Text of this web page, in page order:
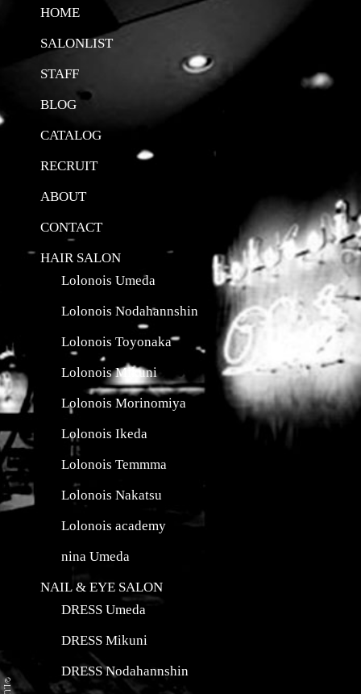
HOME
SALONLIST
STAFF
BLOG
CATALOG
RECRUIT
ABOUT
CONTACT
HAIR SALON
Lolonois Umeda
Lolonois Nodahannshin
Lolonois Toyonaka
Lolonois Mikuni
Lolonois Morinomiya
Lolonois Ikeda
Lolonois Temmma
Lolonois Nakatsu
Lolonois academy
nina Umeda
NAIL & EYE SALON
DRESS Umeda
DRESS Mikuni
DRESS Nodahannshin